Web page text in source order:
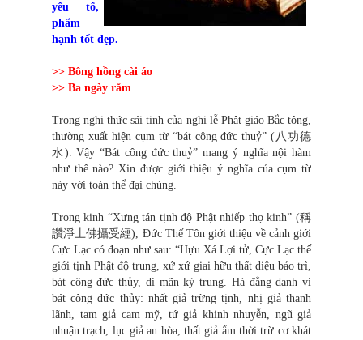
yếu tố,
phẩm
hạnh tốt đẹp.
>> Bông hồng cài áo
>> Ba ngày rằm
Trong nghi thức sái tịnh của nghi lễ Phật giáo Bắc tông,
thường xuất hiện cụm từ “bát công đức thuỷ” (八功德
水). Vậy “Bát công đức thuỷ” mang ý nghĩa nội hàm
như thế nào? Xin được giới thiệu ý nghĩa của cụm từ
này với toàn thể đại chúng.
Trong kinh “Xưng tán tịnh độ Phật nhiếp thọ kinh” (稱
讚淨土佛攝受經), Đức Thế Tôn giới thiệu về cảnh giới
Cực Lạc có đoạn như sau: “Hựu Xá Lợi tử, Cực Lạc thế
giới tịnh Phật độ trung, xứ xứ giai hữu thất diệu bảo trì,
bát công đức thủy, di mãn kỳ trung. Hà đẳng danh vi
bát công đức thủy: nhất giả trừng tịnh, nhị giả thanh
lãnh, tam giả cam mỹ, tứ giả khinh nhuyễn, ngũ giả
nhuận trạch, lục giả an hòa, thất giả ẩm thời trừ cơ khát